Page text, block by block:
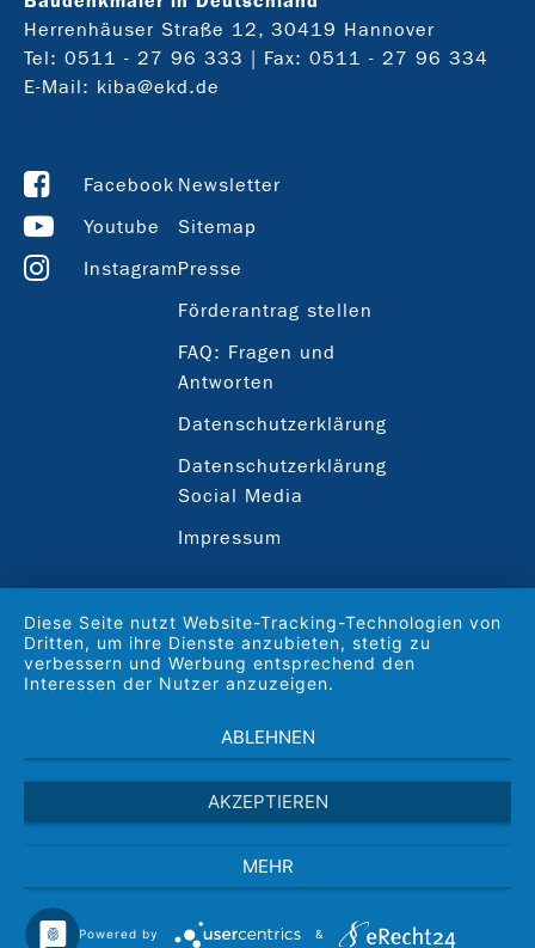
Herrenhäuser Straße 12, 30419 Hannover
Tel: 0511 - 27 96 333
| Fax: 0511 - 27 96 334
E-Mail: kiba@ekd.de
Facebook
Youtube
Instagram
Newsletter
Sitemap
Presse
Förderantrag stellen
FAQ: Fragen und
Antworten
Datenschutzerklärung
Datenschutzerklärung
Social Media
Impressum
Diese Seite nutzt Website-Tracking-Technologien von
Dritten, um ihre Dienste anzubieten, stetig zu
verbessern und Werbung entsprechend den
Interessen der Nutzer anzuzeigen.
ABLEHNEN
AKZEPTIEREN
MEHR
Powered by &